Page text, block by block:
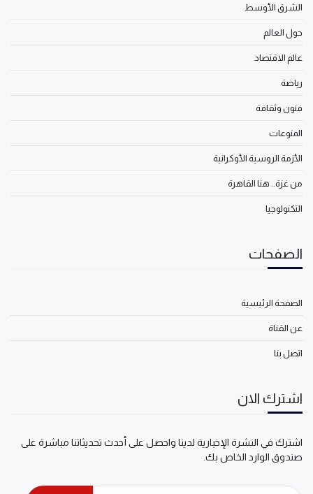
الشرق الأوسط
حول العالم
عالم الاقتصاد
رياضة
فنون وثقافة
المنوعات
الأزمة الروسية الأوكرانية
من غزة.. هنا القاهرة
التكنولوجيا
الصفحات
الصفحة الرئيسية
عن القناة
اتصل بنا
اشترك الان
اشترك في النشرة الإخبارية لدينا واحصل على أحدث تحديثاتنا مباشرة على
صندوق الوارد الخاص بك.